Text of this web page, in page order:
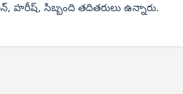
హరీష్, సిబ్బంది తదితరులు ఉన్నారు.